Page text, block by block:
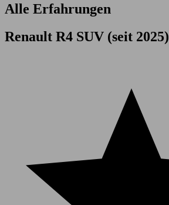
Alle Erfahrungen
Renault R4 SUV (seit 2025)